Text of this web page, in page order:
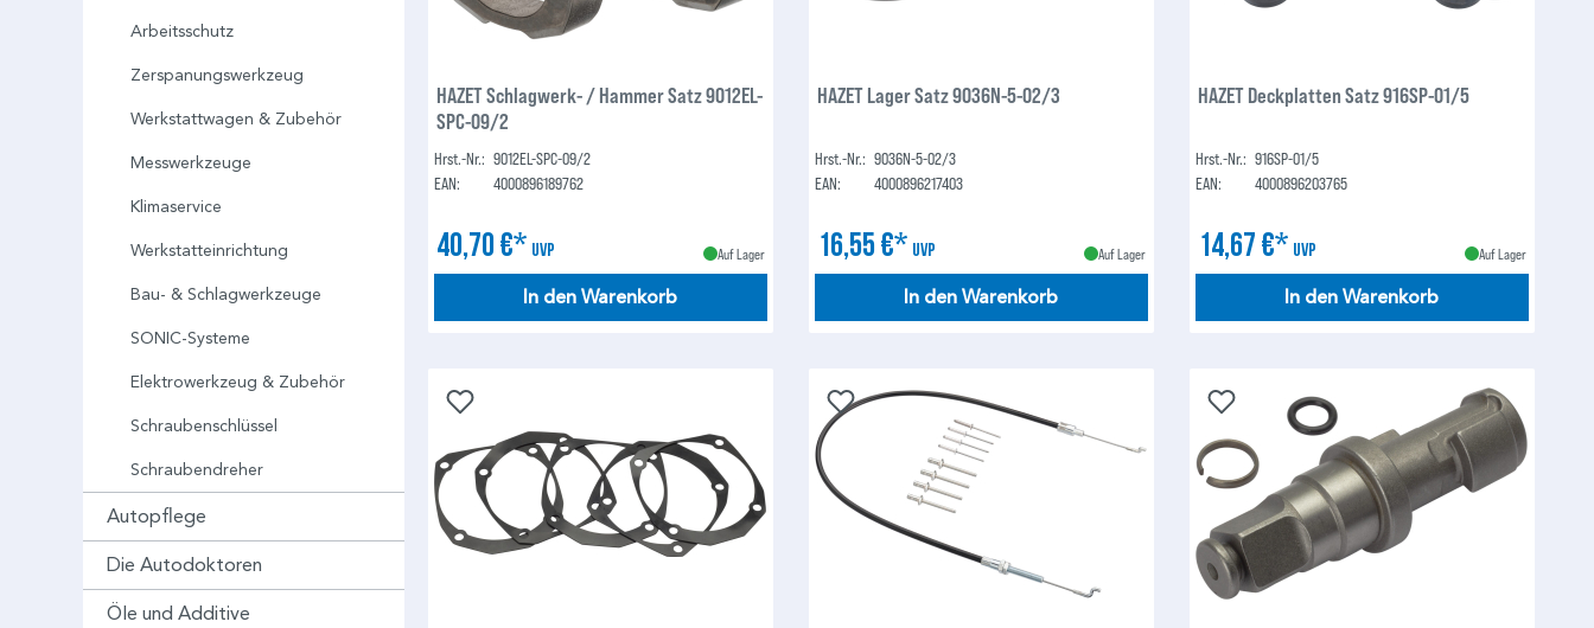
Arbeitsschutz
Zerspanungswerkzeug
Werkstattwagen & Zubehör
Messwerkzeuge
Klimaservice
Werkstatteinrichtung
Bau- & Schlagwerkzeuge
SONIC-Systeme
Elektrowerkzeug & Zubehör
Schraubenschlüssel
Schraubendreher
Autopflege
Die Autodoktoren
Öle und Additive
HAZET Schlagwerk- / Hammer Satz 9012EL-
SPC-09/2
Hrst.-Nr.: 9012EL-SPC-09/2
EAN:
4000896189762
40,70 €* UVP Auf Lager
In den Warenkorb
HAZET Lager Satz 9036N-5-02/3
Hrst.-Nr.: 9036N-5-02/3
EAN:
4000896217403
16,55 €* UVP Auf Lager
In den Warenkorb
HAZET Deckplatten Satz 916SP-01/5
Hrst.-Nr.: 916SP-01/5
EAN:
4000896203765
14,67 €* UVP Auf Lager
In den Warenkorb